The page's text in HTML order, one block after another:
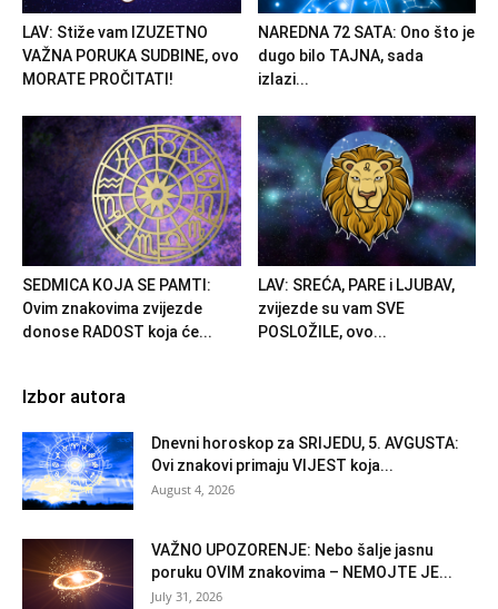
LAV: Stiže vam IZUZETNO
VAŽNA PORUKA SUDBINE, ovo
MORATE PROČITATI!
NAREDNA 72 SATA: Ono što je
dugo bilo TAJNA, sada
izlazi...
SEDMICA KOJA SE PAMTI:
Ovim znakovima zvijezde
donose RADOST koja će...
LAV: SREĆA, PARE i LJUBAV,
zvijezde su vam SVE
POSLOŽILE, ovo...
Izbor autora
Dnevni horoskop za SRIJEDU, 5. AVGUSTA:
Ovi znakovi primaju VIJEST koja...
August 4, 2026
VAŽNO UPOZORENJE: Nebo šalje jasnu
poruku OVIM znakovima – NEMOJTE JE...
July 31, 2026